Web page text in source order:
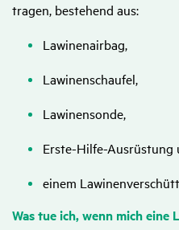
tragen, bestehend aus:
Lawinenairbag,
Lawinenschaufel,
Lawinensonde,
Erste-Hilfe-Ausrüstung
einem
Was tue ich, wenn mich eine